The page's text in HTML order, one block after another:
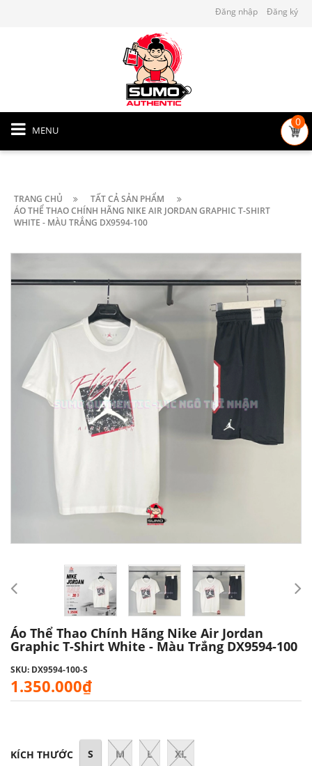
Đăng nhập Đăng ký
MENU
0
TRANG CHỦ
TẤT CẢ SẢN PHẨM
ÁO THỂ THAO CHÍNH HÃNG NIKE AIR JORDAN GRAPHIC T-SHIRT
WHITE - MÀU TRẮNG DX9594-100
Áo Thể Thao Chính Hãng Nike Air Jordan
Graphic T-Shirt White - Màu Trắng DX9594-100
SKU: DX9594-100-S
1.350.000₫
KÍCH THƯỚC S M L XL